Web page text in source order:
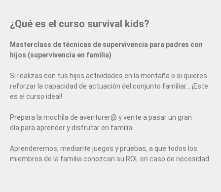
¿Qué es el curso survival kids?
Masterclass de técnicas de supervivencia para padres con
hijos (supervivencia en familia)
Si realizas con tus hijos actividades en la montaña o si quieres
reforzar la capacidad de actuación del conjunto familiar… ¡Este
es el curso ideal!
Prepara la mochila de aventurer@ y vente a pasar un gran
día para aprender y disfrutar en familia.
Aprenderemos, mediante juegos y pruebas, a que todos los
miembros de la familia conozcan su ROL en caso de necesidad.